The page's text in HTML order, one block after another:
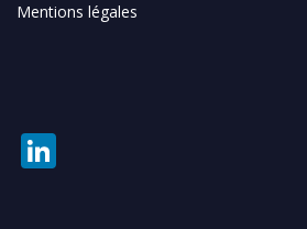
Mentions légales